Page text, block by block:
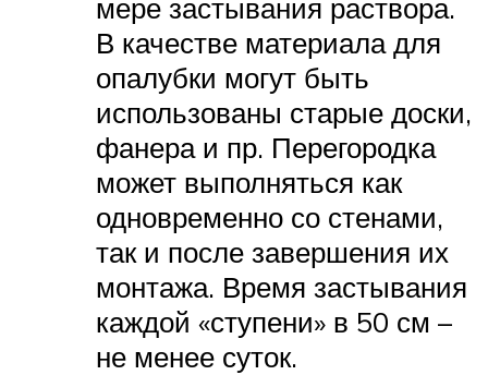
мере застывания раствора.
В качестве материала для
опалубки могут быть
использованы старые доски,
фанера и пр. Перегородка
может выполняться как
одновременно со стенами,
так и после завершения их
монтажа. Время застывания
каждой «ступени» в 50 см –
не менее суток.